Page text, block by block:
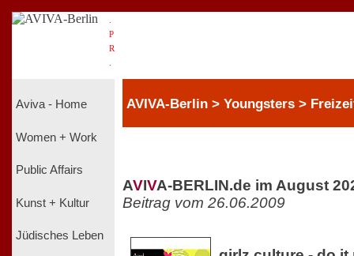
P
R
Aviva - Home
Women + Work
Public Affairs
Kunst + Kultur
Jüdisches Leben
AVIVA-Berlin > Youngsters >
AVIVA-BERLIN.de im August
Beitrag vom 26.06.2009